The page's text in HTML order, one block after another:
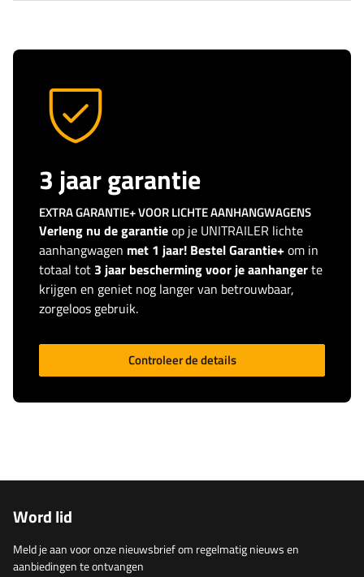
3 jaar garantie
EXTRA GARANTIE+ VOOR LICHTE AANHANGWAGENS
Verleng nu de garantieop je UNITRAILER lichte
aanhangwagen met 1 jaar! Bestel Garantie+om in
totaal tot 3 jaar bescherming voor je aanhangerte
krijgen en geniet nog langer van betrouwbaar,
zorgeloos gebruik.
Controleer de details
Word lid
Meld je aan voor onze nieuwsbrief om regelmatig nieuws en
aanbiedingen te ontvangen